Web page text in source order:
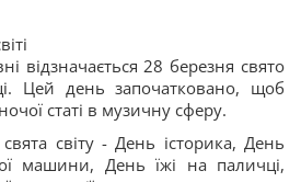
відзначається 28 березня свято
Цей день започатковано, щоб
статі в музичну сферу.
свята світу - День історика, День
машини, День їжі на паличці,